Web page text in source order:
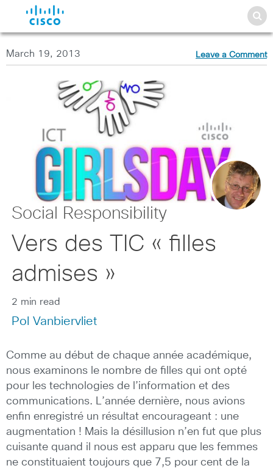
March 19, 2013 Leave a Comment
Social Responsibility
Vers des TIC « filles
admises »
2 min read
Pol Vanbiervliet
Comme au début de chaque année académique,
nous examinons le nombre de filles qui ont opté
pour les technologies de l’information et des
communications. L’année dernière, nous avions
enfin enregistré un résultat encourageant : une
augmentation ! Mais la désillusion n’en fut que plus
cuisante quand il nous est apparu que les femmes
ne constituaient toujours que 7,5 pour cent de la